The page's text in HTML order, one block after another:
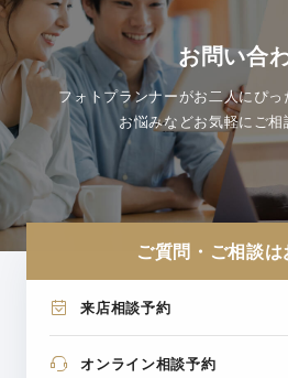
お問い合
フォトプランナーがお二人にぴ
お悩みなどお気軽にご
ご質問・ご相談は
来店相談予約
オンライン相談予約